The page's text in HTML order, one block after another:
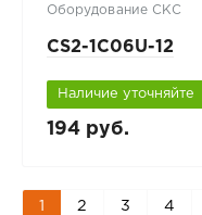
Оборудование СКС
CS2-1C06U-12
Наличие уточняйте
194 руб.
1 2 3 4